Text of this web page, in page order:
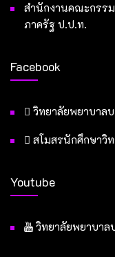
สำนักงานคณะกรร
ภาครัฐ ป.ป.ท.
Facebook
วิทยาลัยพยาบาล
สโมสรนักศึกษาวิ
Youtube
วิทยาลัยพยาบาล